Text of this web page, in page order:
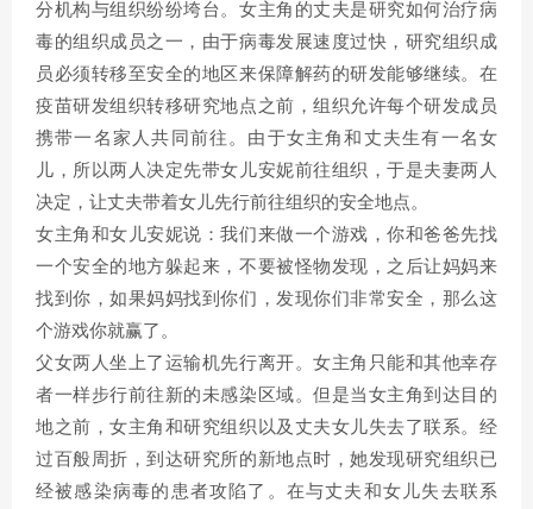
分机构与组织纷纷垮台。女主角的丈夫是研究如何治疗病
毒的组织成员之一，由于病毒发展速度过快，研究组织成
员必须转移至安全的地区来保障解药的研发能够继续。在
疫苗研发组织转移研究地点之前，组织允许每个研发成员
携带一名家人共同前往。由于女主角和丈夫生有一名女
儿，所以两人决定先带女儿安妮前往组织，于是夫妻两人
决定，让丈夫带着女儿先行前往组织的安全地点。
女主角和女儿安妮说：我们来做一个游戏，你和爸爸先找
一个安全的地方躲起来，不要被怪物发现，之后让妈妈来
找到你，如果妈妈找到你们，发现你们非常安全，那么这
个游戏你就赢了。
父女两人坐上了运输机先行离开。女主角只能和其他幸存
者一样步行前往新的未感染区域。但是当女主角到达目的
地之前，女主角和研究组织以及丈夫女儿失去了联系。经
过百般周折，到达研究所的新地点时，她发现研究组织已
经被感染病毒的患者攻陷了。在与丈夫和女儿失去联系